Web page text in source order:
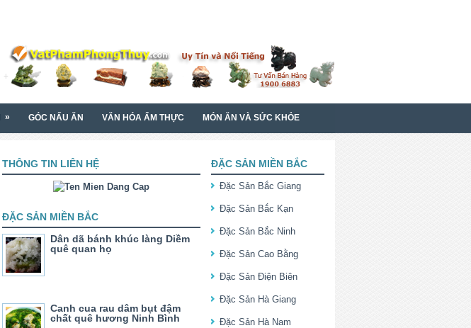
» GÓC NẤU ĂN VĂN HÓA ẨM THỰC MÓN ĂN VÀ SỨC KHỎE
THÔNG TIN LIÊN HỆ
ĐẶC SẢN MIỀN BẮC
Dân dã bánh khúc làng Diềm
quê quan họ
Canh cua rau dâm bụt đậm
chất quê hương Ninh Bình
ĐẶC SẢN MIỀN BẮC
Đặc Sản Bắc Giang
Đặc Sản Bắc Kạn
Đặc Sản Bắc Ninh
Đặc Sản Cao Bằng
Đặc Sản Điện Biên
Đặc Sản Hà Giang
Đặc Sản Hà Nam